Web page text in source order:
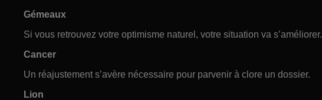
Gémeaux
Si vous retrouvez votre optimisme naturel, votre situation va s’améliorer.
Cancer
Un réajustement s’avère nécessaire pour parvenir à clore un dossier.
Lion